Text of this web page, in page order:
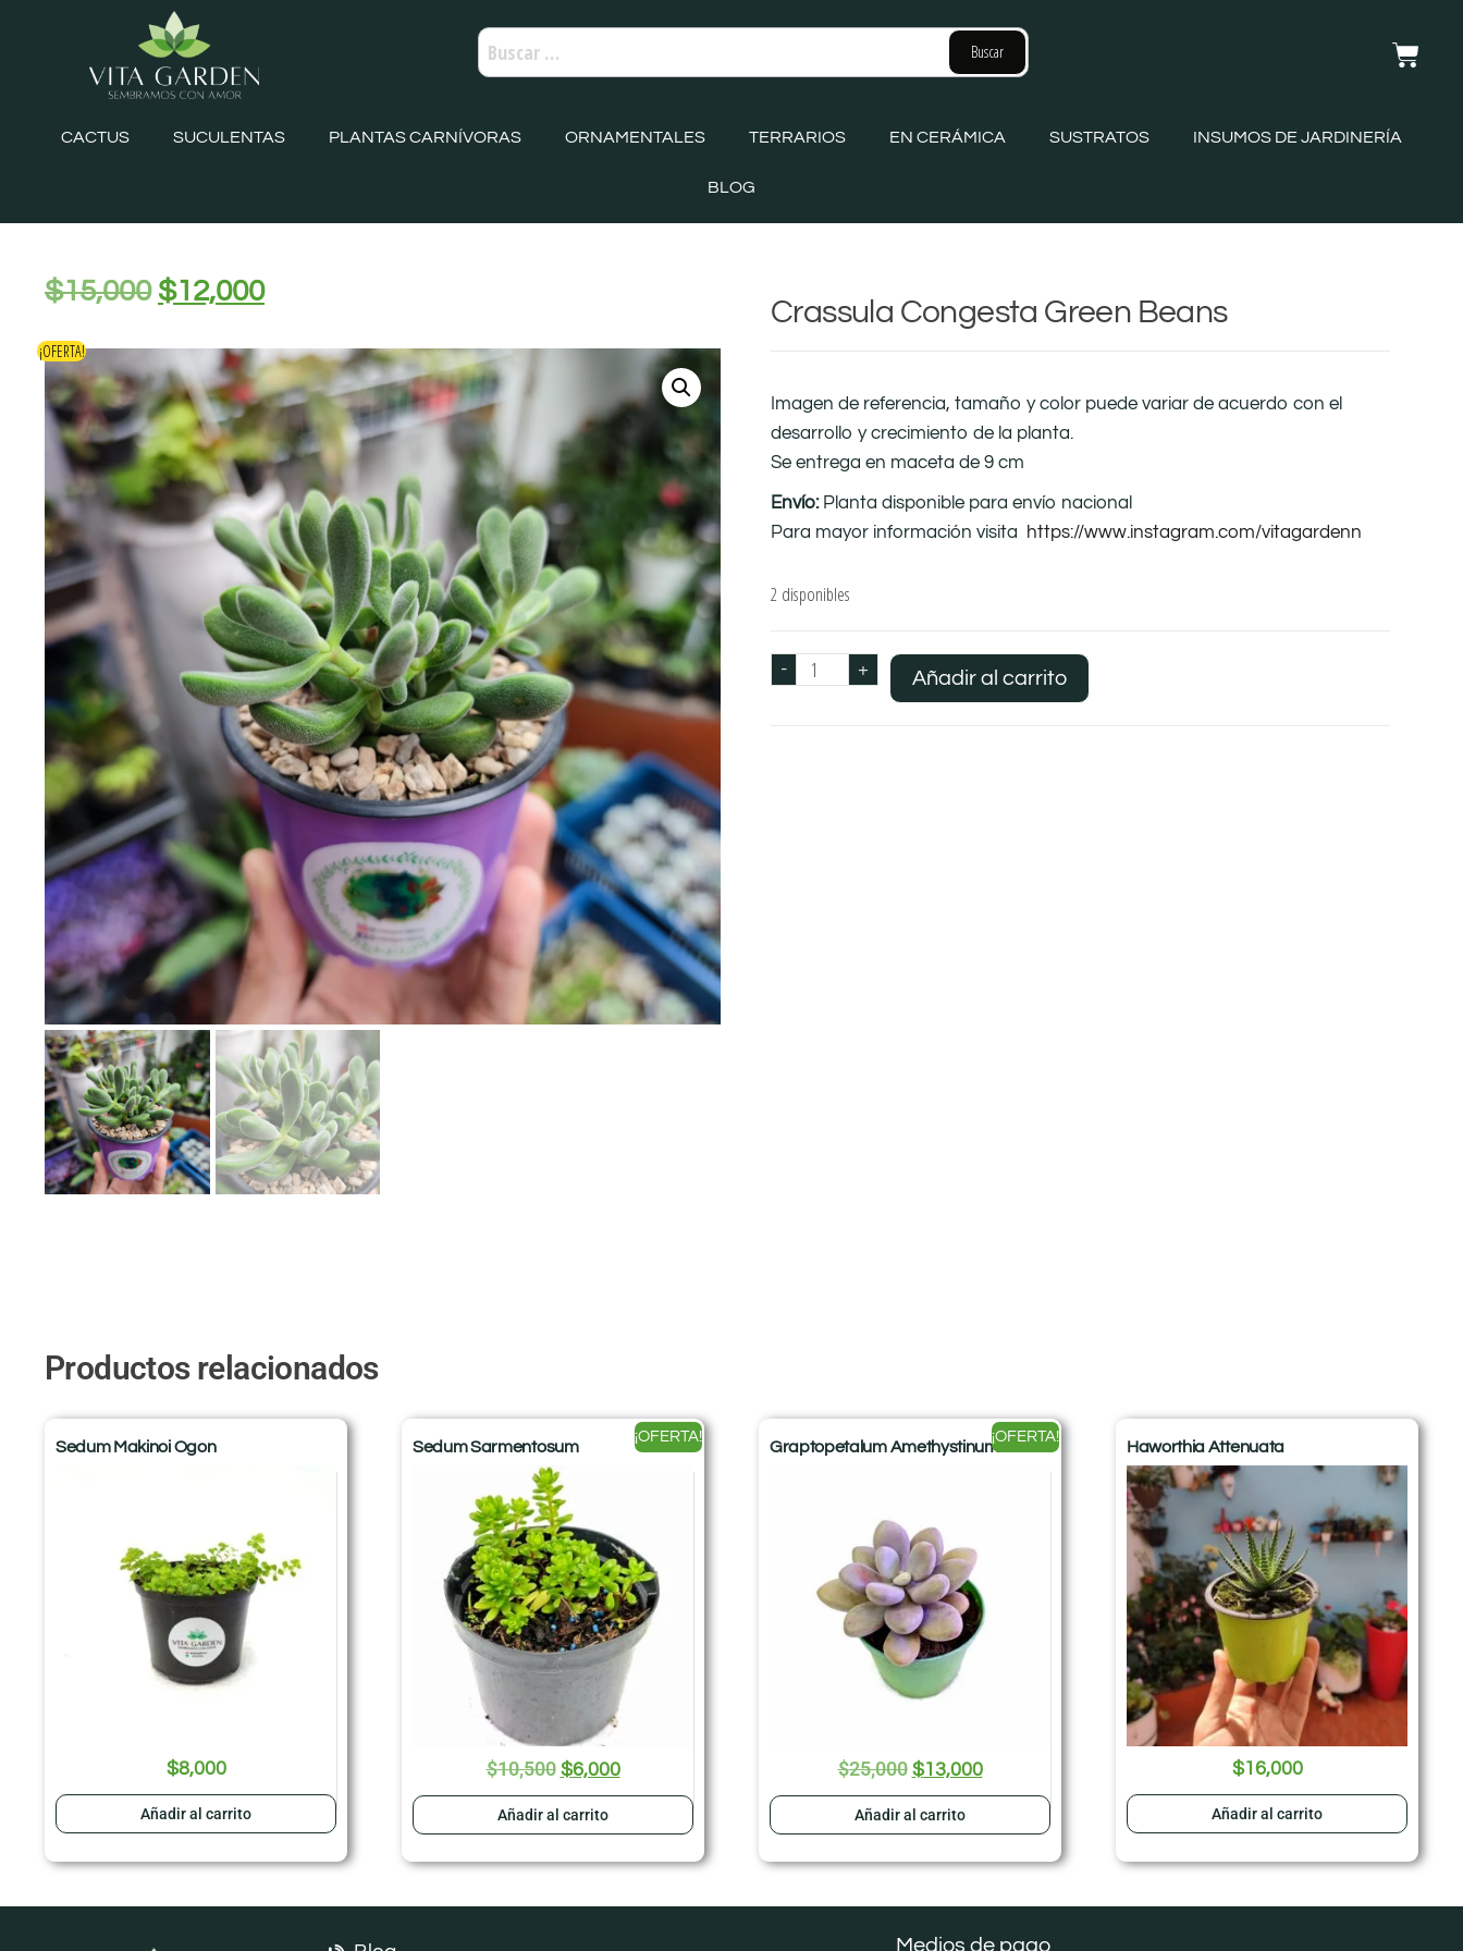
CACTUS SUCULENTAS PLANTAS CARNÍVORAS ORNAMENTALES TERRARIOS EN CERÁMICA SUSTRATOS INSUMOS DE JARDINERÍA
BLOG
$15,000 $12,000
¡OFERTA!
Crassula Congesta Green Beans
Imagen de referencia, tamaño y color puede variar de acuerdo con el
desarrollo y crecimiento de la planta.
Se entrega en maceta de 9 cm
Envío: Planta disponible para envío nacional
Para mayor información visita
https://www.instagram.com/vitagardenn
2 disponibles
- + Añadir al carrito
Productos relacionados
Sedum Makinoi Ogon
$8,000
Añadir al carrito
Sedum Sarmentosum
¡OFERTA!
$10,500 $6,000
Añadir al carrito
Graptopetalum Amethystinum
¡OFERTA!
$25,000 $13,000
Añadir al carrito
Haworthia Attenuata
$16,000
Añadir al carrito
Medios de pago